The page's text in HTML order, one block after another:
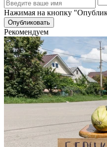
Нажимая на кнопку
Рекомендуем